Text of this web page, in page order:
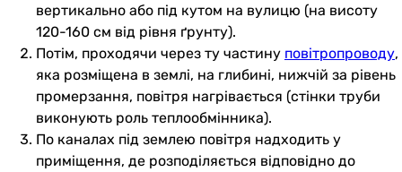
вертикально або під кутом на вулицю (на висоту
120-160 см від рівня ґрунту).
Потім, проходячи через ту частину повітропроводу,
яка розміщена в землі, на глибині, нижчій за рівень
промерзання, повітря нагрівається (стінки труби
виконують роль теплообмінника).
По каналах під землею повітря надходить у
приміщення, де розподіляється відповідно до